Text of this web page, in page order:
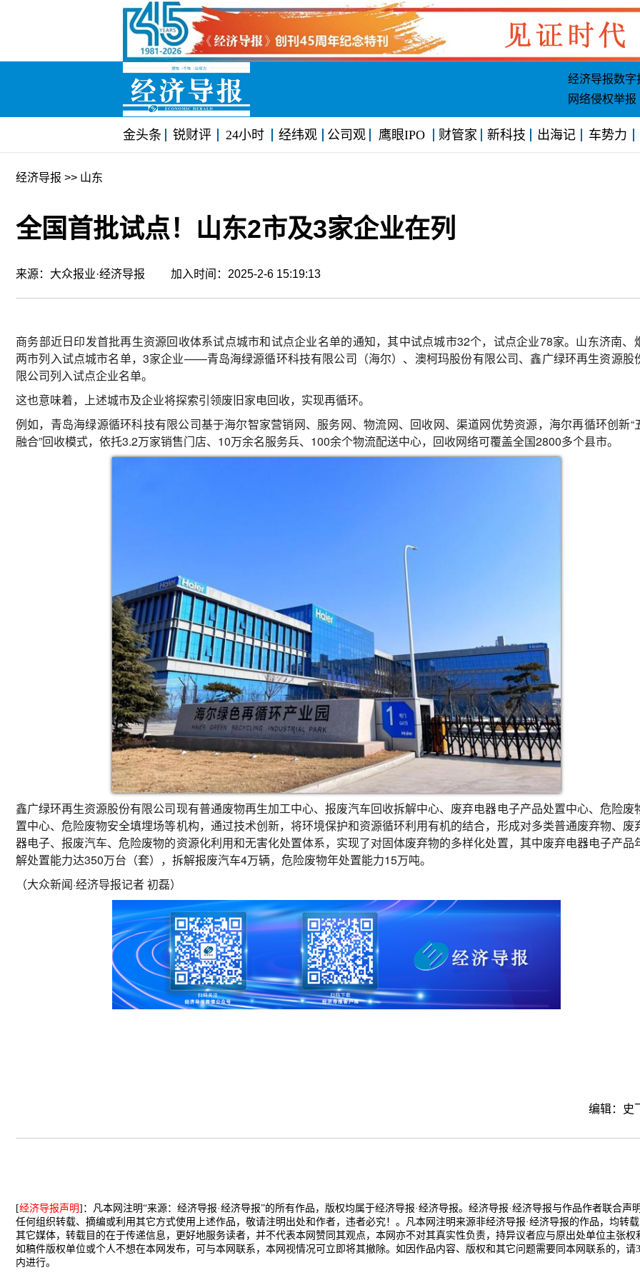
经济导报数字
网络侵权举报
金头条 锐财评 24小时 经纬观 公司观 鹰眼IPO 财管家 新科技 出海记 车势力
经济导报 >> 山东
全国首批试点！山东2市及3家企业在列
来源：大众报业·经济导报 加入时间：2025-2-6 15:19:13
商务部近日印发首批再生资源回收体系试点城市和试点企业名单的通知，其中试点城市32个，试点企业78家。山东济南、
两市列入试点城市名单，3家企业——青岛海绿源循环科技有限公司（海尔）、澳柯玛股份有限公司、鑫广绿环再生资源股
限公司列入试点企业名单。
这也意味着，上述城市及企业将探索引领废旧家电回收，实现再循环。
例如，青岛海绿源循环科技有限公司基于海尔智家营销网、服务网、物流网、回收网、渠道网优势资源，海尔再循环创新“
融合”回收模式，依托3.2万家销售门店、10万余名服务兵、100余个物流配送中心，回收网络可覆盖全国2800多个县市。
鑫广绿环再生资源股份有限公司现有普通废物再生加工中心、报废汽车回收拆解中心、废弃电器电子产品处置中心、危险废
置中心、危险废物安全填埋场等机构，通过技术创新，将环境保护和资源循环利用有机的结合，形成对多类普通废弃物、废
器电子、报废汽车、危险废物的资源化利用和无害化处置体系，实现了对固体废弃物的多样化处置，其中废弃电器电子产品
解处置能力达350万台（套），拆解报废汽车4万辆，危险废物年处置能力15万吨。
（大众新闻·经济导报记者 初磊）
编辑：史
[经济导报声明]：凡本网注明“来源：经济导报·经济导报”的所有作品，版权均属于经济导报·经济导报。经济导报·经济导报与作品作者联合声明
任何组织转载、摘编或利用其它方式使用上述作品，敬请注明出处和作者，违者必究！。凡本网注明来源非经济导报·经济导报的作品，均转载
其它媒体，转载目的在于传递信息，更好地服务读者，并不代表本网赞同其观点，本网亦不对其真实性负责，持异议者应与原出处单位主张权
如稿件版权单位或个人不想在本网发布，可与本网联系，本网视情况可立即将其撤除。如因作品内容、版权和其它问题需要同本网联系的，请
内进行。